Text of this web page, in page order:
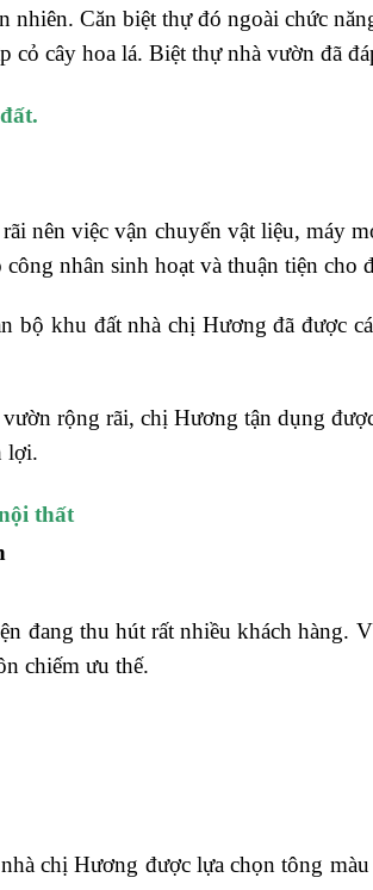
nhiên. Căn biệt thự đó ngoài chức
cỏ cây hoa lá. Biệt thự nhà vườn đã
nên việc vận chuyển vật liệu, máy
nhân sinh hoạt và thuận tiện
bộ khu đất nhà chị Hương đã được
rộng rãi, chị Hương tận dụng
lợi.
thất
đang thu hút rất nhiều khách hàng.
chiếm ưu thế.
chị Hương được lựa chọn tông